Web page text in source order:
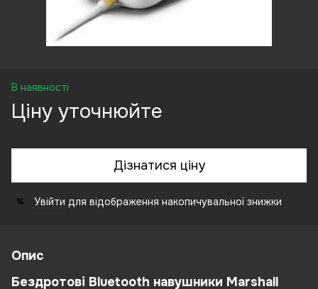
В наявності
Ціну уточнюйте
Дізнатися ціну
% Увійти для відображення накопичувальної знижки
Опис
Бездротові Bluetooth навушники Marshall